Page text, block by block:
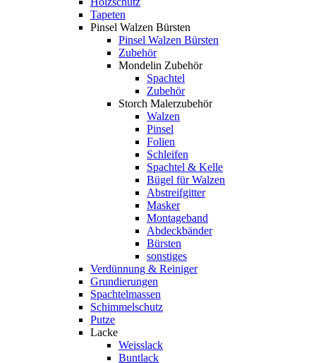
Tapeten
Pinsel Walzen Bürsten
Pinsel Walzen Bürsten
Zubehör
Mondelin Zubehör
Spachtel
Zubehör
Storch Malerzubehör
Walzen
Pinsel
Folien
Schleifen
Spachtel & Kelle
Bügel für Walzen
Abstreifgitter
Masker
Montageband
Abdeckbänder
Bürsten
sonstiges
Verdünnung & Reiniger
Grundierungen
Spachtelmassen
Schimmelschutz
Putze
Lacke
Weisslack
Buntlack